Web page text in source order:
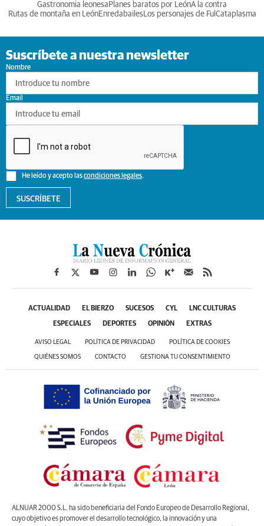
Gastronomia leonesa Planes baratos por LeónA la contra
Rutas de montaña en LeónEnredabailesLos personajes de Ful Cataplasma
Suscríbete a nuestra newsletter
Nombre
He leído y acepto lascondiciones legales.
Email
SUSCRÍBETE
ACTUALIDAD EL BIERZO SUCESOS CYL LNC CULTURAS
ESPECIALES DEPORTES OPINIÓN EXTRAS
AVISO LEGAL POLÍTICA DE PRIVACIDAD POLÍTICA DE COOKIES
QUIÉNES SOMOS CONTACTO GESTIONA TU CONSENTIMIENTO
ALNUAR 2000 S.L. ha sido beneficiaria del Fondo Europeo de Desarrollo Regional,
cuyo objetivo es promover el desarrollo tecnológico, la innovación y una